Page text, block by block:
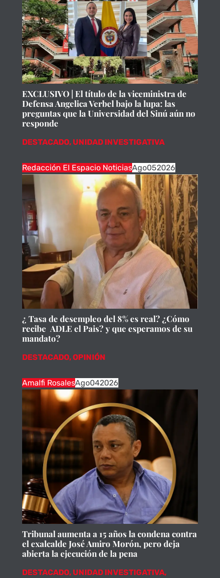
EXCLUSIVO | El título de la viceministra de
Defensa Angelica Verbel bajo la lupa: las
preguntas que la Universidad del Sinú aún no
responde
DESTACADO, UNIDAD INVESTIGATIVA
Redacción El Espacio NoticiasAgo052026
¿ Tasa de desempleo del 8% es real? ¿Cómo
recibe ADLE el Pais? y que esperamos de su
mandato?
DESTACADO,OPINIÓN
Amalfi RosalesAgo042026
Tribunal aumenta a 15 años la condena contra
el exalcalde José Amiro Morón, pero deja
abierta la ejecución de la pena
DESTACADO, UNIDAD INVESTIGATIVA,